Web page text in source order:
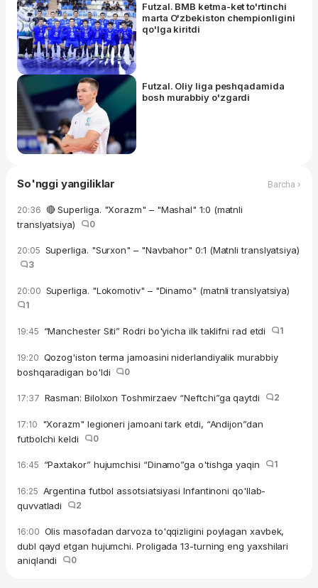
Futzal. BMB ketma-ket to'rtinchi
marta O'zbekiston chempionligini
qo'lga kiritdi
Futzal. Oliy liga peshqadamida
bosh murabbiy o'zgardi
So'nggi yangiliklar Barcha ›
20:36 🔴 Superliga. "Xorazm" – "Mashal" 1:0 (matnli
translyatsiya)
0
20:05 Superliga. "Surxon" – "Navbahor" 0:1 (Matnli translyatsiya)
3
20:00 Superliga. "Lokomotiv" – "Dinamo" (matnli translyatsiya)
1
19:45 “Manchester Siti” Rodri bo'yicha ilk taklifni rad etdi 1
19:20 Qozog'iston terma jamoasini niderlandiyalik murabbiy
boshqaradigan bo'ldi
0
17:37 Rasman: Bilolxon Toshmirzaev “Neftchi”ga qaytdi 2
17:10 "Xorazm" legioneri jamoani tark etdi, “Andijon”dan
futbolchi keldi
0
16:45 “Paxtakor” hujumchisi “Dinamo”ga o'tishga yaqin 1
16:25 Argentina futbol assotsiatsiyasi Infantinoni qo'llab-
quvvatladi
2
16:00 Olis masofadan darvoza to'qqizligini poylagan xavbek,
dubl qayd etgan hujumchi. Proligada 13-turning eng yaxshilari
aniqlandi
0